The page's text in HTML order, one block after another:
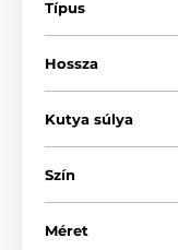
Típus
Hossza
Kutya súlya
Szín
Méret